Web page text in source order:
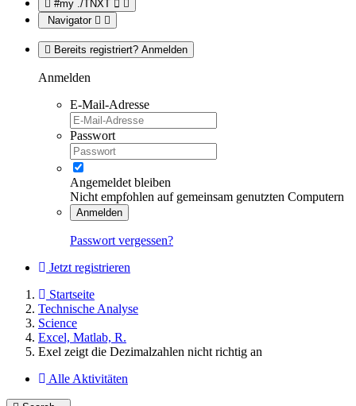
#my ./TNXT
Navigator
Bereits registriert? Anmelden
Anmelden
E-Mail-Adresse
Passwort
Angemeldet bleiben
Nicht empfohlen auf gemeinsam genutzten Computern
Anmelden
Passwort vergessen?
Jetzt registrieren
Startseite
Technische Analyse
Science
Excel, Matlab, R.
Exel zeigt die Dezimalzahlen nicht richtig an
Alle Aktivitäten